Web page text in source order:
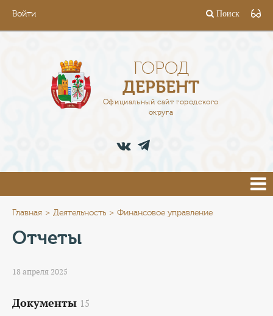
Войти Поиск
ГОРОД
ДЕРБЕНТ
Официальный сайт городского
округа
АДМИНИСТРАЦИЯ
ПРЕСС-ЦЕНТР
ТУРИСТАМ
КОНТАКТЫ
ТАРИФЫ
Главная Деятельность Финансовое управление
Отчеты
18 апреля 2025
Документы 15